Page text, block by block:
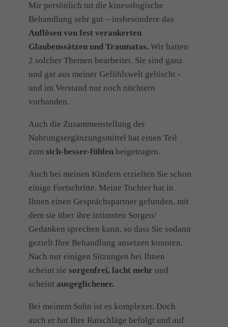
Mir persönlich tut die kinesologische
Behandlung sehr gut – insbesondere das
Auflösen von fest verankerten
Glaubenssätzen und Traumatas. Wir hatten
2 solcher Themen bearbeitet. Sie sind ganz
und gar aus meiner Gefühlswelt gelöscht -
und im Verstand nur noch nüchtern
vorhanden.
Auch die Zusammenstellung der
Nahrungsergänzungsmittel hat einen Teil
zum sich-besser-fühlen beigetragen.
Auch bei meinen Kindern erzielten Sie schon
einige Fortschritte. Meine Tochter hat in
Ihnen einen Gesprächspartner gefunden, mit
dem sie über ihre intimsten Sorgen/
Gedanken sprechen kann, so dass Sie sodann
gezielt Ihre Behandlung ansetzen konnten.
Nach nur einigen Sitzungen bei Ihnen
scheint sie sorgenfrei, lacht mehr und
scheint ausgeglichener.
Bei meinem Sohn ist es komplexer. Doch
auch er hat Ihre Ratschläge befolgt und auf